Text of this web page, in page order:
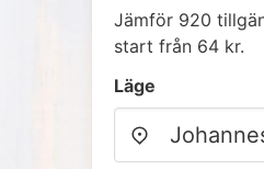
Jämför 920
start från 64 kr.
Läge